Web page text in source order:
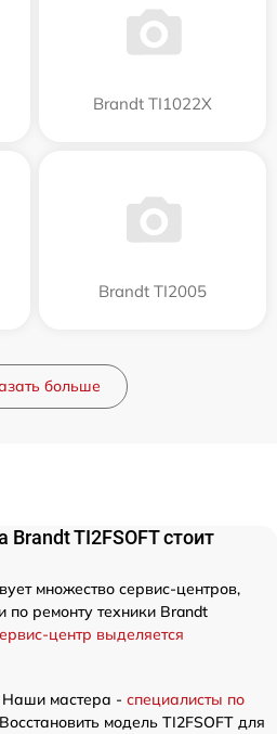
Brandt TI1022X
Brandt TI2005
больше
TI2FSOFT стоит
множество сервис-центров,
по ремонту техники Brandt
центр выделяется
мастера - специалисты по
модель TI2FSOFT для